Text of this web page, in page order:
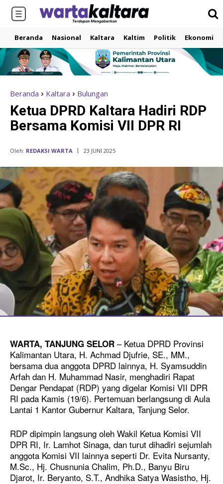
Beranda Nasional Kaltara Kaltim Politik Ekonomi
Beranda Kaltara Bulungan
Ketua DPRD Kaltara Hadiri RDP
Bersama Komisi VII DPR RI
Oleh: REDAKSI WARTA 23 JUNI 2025
WARTA, TANJUNG SELOR – Ketua DPRD Provinsi
Kalimantan Utara, H. Achmad Djufrie, SE., MM.,
bersama dua anggota DPRD lainnya, H. Syamsuddin
Arfah dan H. Muhammad Nasir, menghadiri Rapat
Dengar Pendapat (RDP) yang digelar Komisi VII DPR
RI pada Kamis (19/6). Pertemuan berlangsung di Aula
Lantai 1 Kantor Gubernur Kaltara, Tanjung Selor.
RDP dipimpin langsung oleh Wakil Ketua Komisi VII
DPR RI, Ir. Lamhot Sinaga, dan turut dihadiri sejumlah
anggota Komisi VII lainnya seperti Dr. Evita Nursanty,
M.Sc., Hj. Chusnunia Chalim, Ph.D., Banyu Biru
Djarot, Ir. Beryanto, S.T., Andhika Satya Wasistho, Hj.